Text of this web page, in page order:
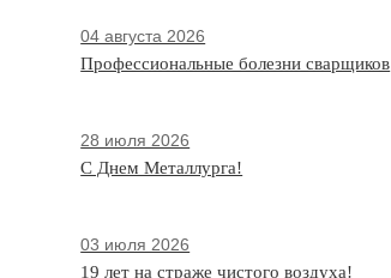
04 августа 2026
Профессиональные болезни сварщиков
28 июля 2026
С Днем Металлурга!
03 июля 2026
19 лет на страже чистого воздуха!